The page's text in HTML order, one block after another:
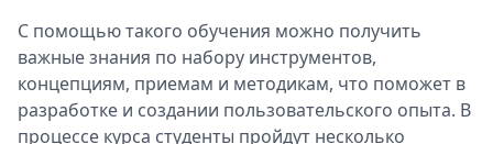
С помощью такого обучения можно получить
важные знания по набору инструментов,
концепциям, приемам и методикам, что поможет в
разработке и создании пользовательского опыта. В
процессе курса студенты пройдут несколько